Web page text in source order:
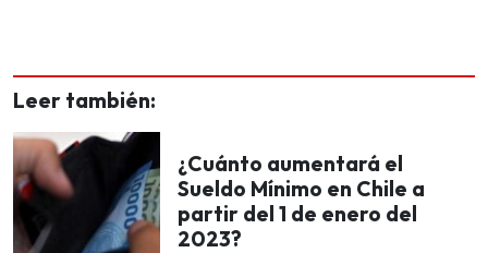
Leer también:
¿Cuánto aumentará el
Sueldo Mínimo en Chile a
partir del 1 de enero del
2023?